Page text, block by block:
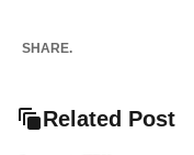
SHARE.
Related Post